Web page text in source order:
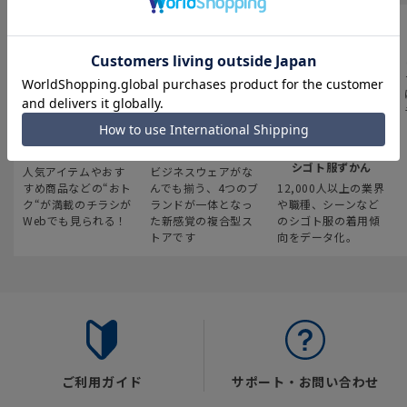
最新のお買い得情報
人気アイテムやおす
すめ商品などの“おト
ク“が満載のチラシが
Webでも見られる！
スーツスクエア
ビジネスウェアがな
んでも揃う、4つのブ
ランドが一体となっ
た新感覚の複合型ス
トアです
みんなの
シゴト服ずかん
12,000人以上の業界
や職種、シーンなど
のシゴト服の着用傾
向をデータ化。
ご利用ガイド サポート・お問い合わせ